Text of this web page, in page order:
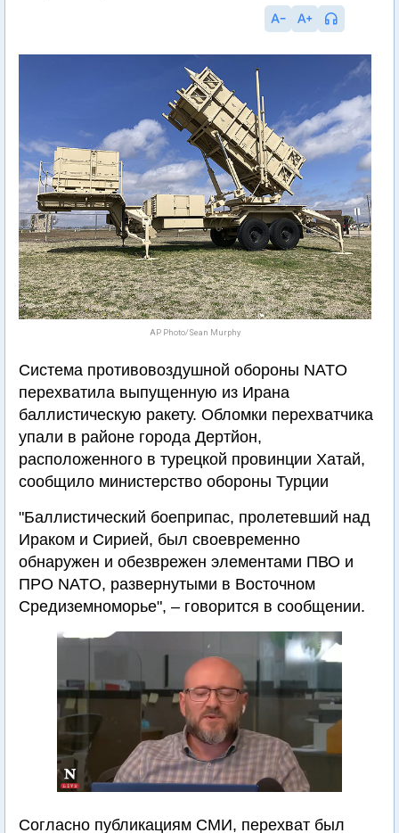
AP Photo/Sean Murphy
Система противовоздушной обороны NATO
перехватила выпущенную из Ирана
баллистическую ракету. Обломки перехватчика
упали в районе города Дертйон,
расположенного в турецкой провинции Хатай,
сообщило министерство обороны Турции
"Баллистический боеприпас, пролетевший над
Ираком и Сирией, был своевременно
обнаружен и обезврежен элементами ПВО и
ПРО NATO, развернутыми в Восточном
Средиземноморье", – говорится в сообщении.
Согласно публикациям СМИ, перехват был